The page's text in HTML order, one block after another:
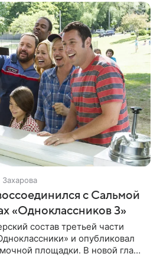
Захарова
с Сальмой
«Одноклассников 3»
состав третьей части
и опубликовал
площадки. В новой главе